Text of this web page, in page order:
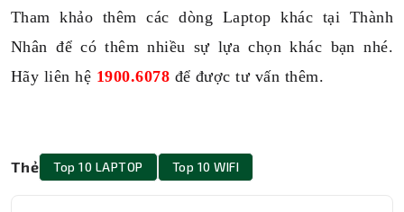
Tham khảo thêm các dòng Laptop khác tại Thành
Nhân để có thêm nhiều sự lựa chọn khác bạn nhé.
Hãy liên hệ 1900.6078 để được tư vấn thêm.
Thẻ Top 10 LAPTOP Top 10 WIFI